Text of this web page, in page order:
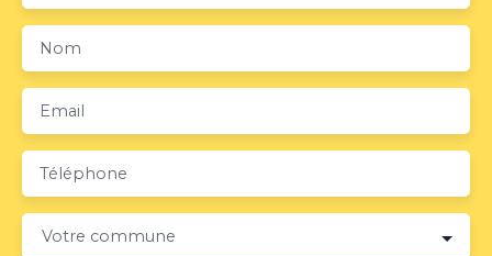
Nom
Email
Téléphone
Votre commune